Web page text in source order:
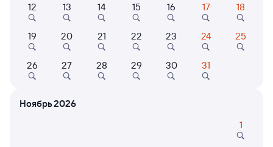
Найдём билет на поезд за вас
Искать билеты
Отели в Ижевске
12 13 14 15 16 17 18
19 20 21 22 23 24 25
26 27 28 29 30 31
Ноябрь 2026
1